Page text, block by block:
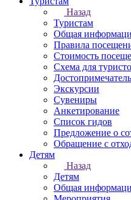
Назад
Туристам
Общая
Правила
Стоимость
Схема для
Экскурсии
Сувениры
Анкетирование
Список гидов
Предложение о
Обращение с
Детям
Назад
Детям
Общая